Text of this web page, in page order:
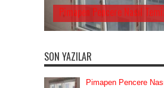
Pimapen Pencere Nasıl
SON YAZILAR
Pimapen Pencere